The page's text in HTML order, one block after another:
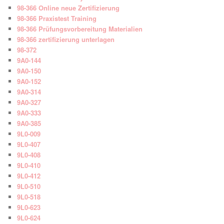
98-366 Online neue Zertifizierung
98-366 Praxistest Training
98-366 Prüfungsvorbereitung Materialien
98-366 zertifizierung unterlagen
98-372
9A0-144
9A0-150
9A0-152
9A0-314
9A0-327
9A0-333
9A0-385
9L0-009
9L0-407
9L0-408
9L0-410
9L0-412
9L0-510
9L0-518
9L0-623
9L0-624